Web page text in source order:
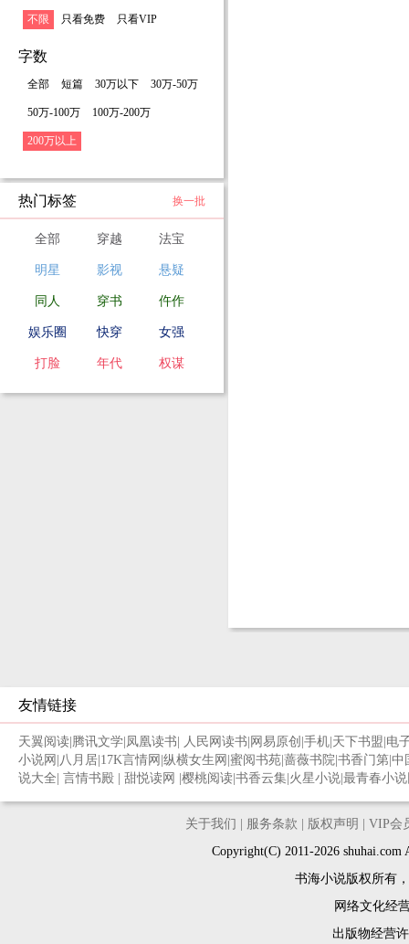
不限 只看免费 只看VIP
字数
全部 短篇 30万以下 30万-50万
50万-100万 100万-200万
200万以上
热门标签 换一批
全部 穿越 法宝
明星 影视 悬疑
同人 穿书 仵作
娱乐圈 快穿 女强
打脸 年代 权谋
友情链接
天翼阅读 腾讯文学 凤凰读书 人民网读书 网易原创 手机 天下书盟 电
小说网 八月居 17K言情网 纵横女生网 蜜阅书苑 蔷薇书院 书香门第 中
说大全 言情书殿 甜悦读网 樱桃阅读 书香云集 火星小说 最青春小
关于我们 服务条款 版权声明
VIP会
Copyright(C) 2011-2026
书海小说版权所有
网络文化经
出版物经营